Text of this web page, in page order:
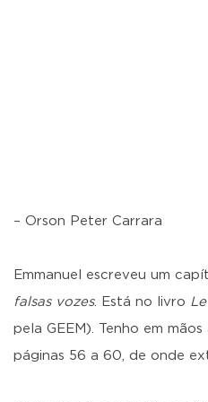
– Orson Peter Carrara
Emmanuel escreveu um
falsas vozes. Está no livro
pela GEEM). Tenho em
páginas 56 a 60, de onde